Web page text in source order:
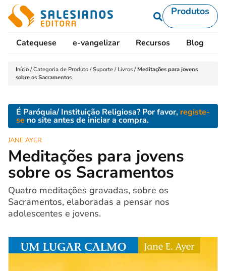
Produtos
Catequese e-vangelizar Recursos Blog
Início /Categoria de Produto /Suporte / Livros / Meditações para jovens
sobre os Sacramentos
É Paróquia/ Instituição Religiosa? Por favor, registe-
se no site antes de iniciar a compra.
JANE AYER
Meditações para jovens
sobre os Sacramentos
Quatro meditações gravadas, sobre os
Sacramentos, elaboradas a pensar nos
adolescentes e jovens.